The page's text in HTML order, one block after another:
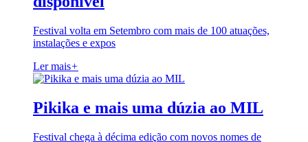
Festival volta em Setembro com mais de 100 atuações,
instalações e expos
Ler mais+
Pikika e mais uma dúzia ao MIL
Festival chega à décima edição com novos nomes de